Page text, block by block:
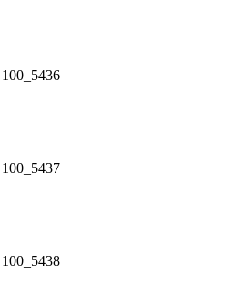
100_5436
100_5437
100_5438